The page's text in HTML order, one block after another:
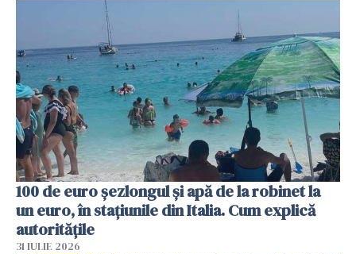
100 de euro șezlongul și apă de la robinet la
un euro, în stațiunile din Italia. Cum explică
autoritățile
31 IULIE 2026